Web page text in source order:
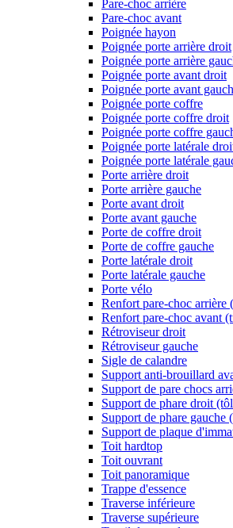
Pare-choc arrière
Pare-choc avant
Poignée hayon
Poignée porte arrière droit
Poignée porte arrière
Poignée porte avant droit
Poignée porte avant
Poignée porte coffre
Poignée porte coffre droit
Poignée porte coffre
Poignée porte latérale
Poignée porte latérale
Porte arrière droit
Porte arrière gauche
Porte avant droit
Porte avant gauche
Porte de coffre droit
Porte de coffre gauche
Porte latérale droit
Porte latérale gauche
Porte vélo
Renfort pare-choc arrière
Renfort pare-choc avant
Rétroviseur droit
Rétroviseur gauche
Sigle de calandre
Support anti-brouillard
Support de pare chocs
Support de phare droit
Support de phare gauche
Support de plaque
Toit hardtop
Toit ouvrant
Toit panoramique
Trappe d'essence
Traverse inférieure
Traverse supérieure